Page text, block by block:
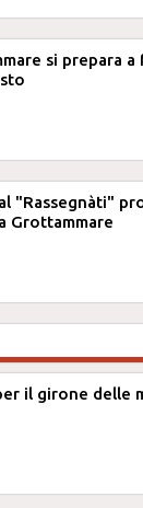
si prepara
"Rassegnàti"
Grottammare
il girone delle